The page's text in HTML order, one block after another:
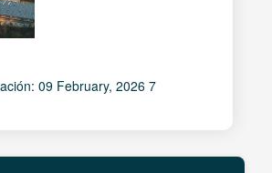
09 February, 2026 7